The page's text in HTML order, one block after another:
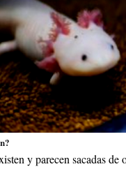
y parecen sacadas de